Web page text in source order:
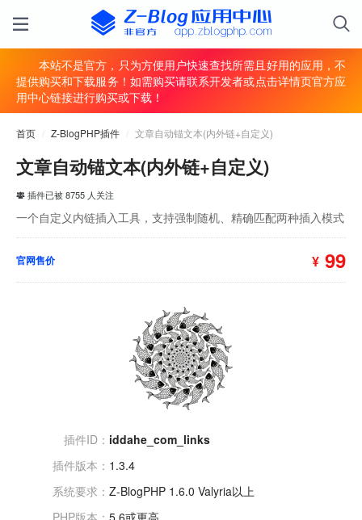
本站不是官方，只为方便用户快速查找所需且好用的应用，不
提供购买和下载服务！如需购买请联系开发者或点击详情页官方应
用中心链接进行购买或下载！
首页 Z-BlogPHP插件 文章自动锚文本(内外链+自定义)
文章自动锚文本(内外链+自定义)
插件已被 8755 人关注
一个自定义内链插入工具，支持强制随机、精确匹配两种插入模式
¥ 99
官网售价
插件ID： iddahe_com_links
插件版本： 1.3.4
系统要求： Z-BlogPHP 1.6.0 Valyria以上
PHP版本： 5.6或更高